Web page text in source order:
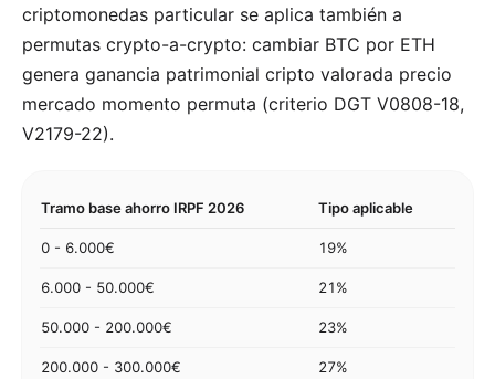
criptomonedas particular se aplica también a
permutas crypto-a-crypto: cambiar BTC por ETH
genera ganancia patrimonial cripto valorada precio
mercado momento permuta (criterio DGT V0808-18,
V2179-22).
Tramo base ahorro IRPF 2026 Tipo aplicable
0 - 6.000€ 19%
6.000 - 50.000€ 21%
50.000 - 200.000€ 23%
200.000 - 300.000€ 27%